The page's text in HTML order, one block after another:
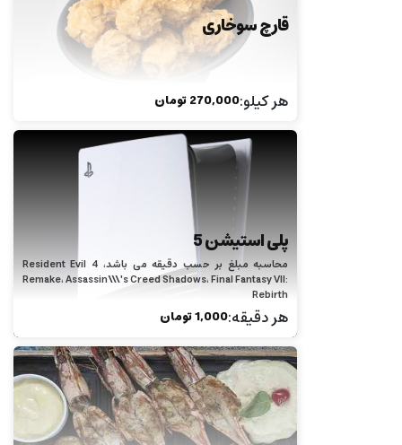
قارچ سوخاری
هر کیلو:
270,000تومان
پلی استیشن 5
محاسبه مبلغ بر حسب دقیقه می باشد، Resident Evil 4
Remake، Assassin\\\'s Creed Shadows، Final Fantasy VII:
Rebirth
هر دقیقه:
1,000تومان